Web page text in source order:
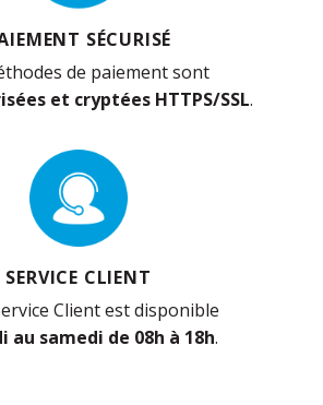
SÉCURISÉ
de paiement sont
et cryptées HTTPS/SSL.
SERVICE CLIENT
Client est disponible
au samedi de 08h à 18h.